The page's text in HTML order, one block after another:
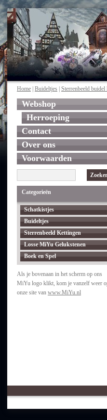
Home Buideltjes Sterrenbeeld
Webshop
Herroeping
Contact
Over ons
Voorwaarden
Categorieën
Schatkistjes
Buideltjes
Sterrenbeeld Kettingen
Losse MiYu Gelukstenen
Boek en Spel
Als je bovenaan in het scherm op ons
MiYu logo klikt, kom je vanzelf weer
onze site van www.MiYu.nl